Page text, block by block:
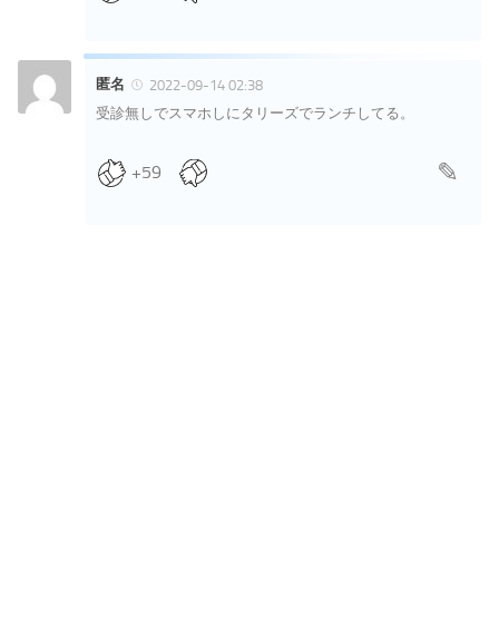
匿名
2022-09-14 02:38
受診無しでスマホしにタリーズでランチしてる。
+59